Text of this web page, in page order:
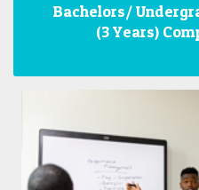
Bachelors/
(3 Years)